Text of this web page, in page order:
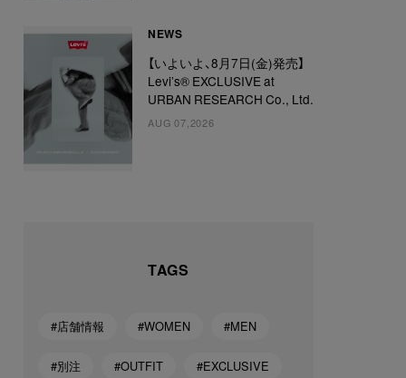
NEWS
【いよいよ、8月7日(金)発売】
Levi’s® EXCLUSIVE at
URBAN RESEARCH Co., Ltd.
AUG 07,2026
TAGS
#店舗情報 #WOMEN #MEN
#別注 #OUTFIT #EXCLUSIVE